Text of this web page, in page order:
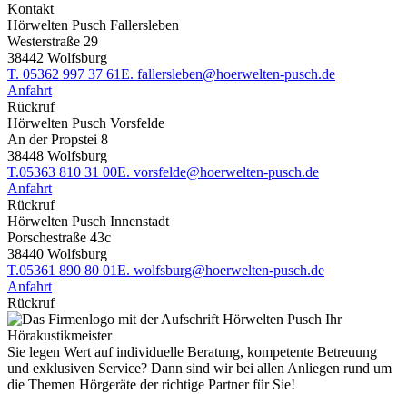
Kontakt
Hörwelten Pusch Fallersleben
Westerstraße 29
38442 Wolfsburg
T. 05362 997 37 61E. fallersleben@hoerwelten-pusch.de
Anfahrt
Rückruf
Hörwelten Pusch Vorsfelde
An der Propstei 8
38448 Wolfsburg
T.05363 810 31 00E. vorsfelde@hoerwelten-pusch.de
Anfahrt
Rückruf
Hörwelten Pusch Innenstadt
Porschestraße 43c
38440 Wolfsburg
T.05361 890 80 01E. wolfsburg@hoerwelten-pusch.de
Anfahrt
Rückruf
Sie legen Wert auf individuelle Beratung, kompetente Betreuung
und exklusiven Service? Dann sind wir bei allen Anliegen rund um
die Themen Hörgeräte der richtige Partner für Sie!